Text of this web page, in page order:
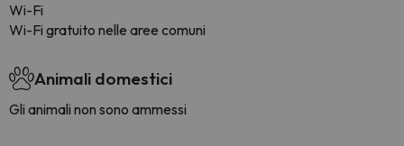
Wi-Fi
Wi-Fi gratuito nelle aree comuni
Animali domestici
Gli animali non sono ammessi